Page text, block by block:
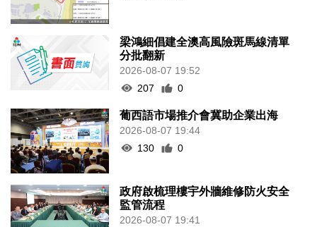
梁鴻細倡建全澳高風險斑馬線清單
分批翻新
2026-08-07 19:52
207
0
葡西語市場推介會冀助企業出海
2026-08-07 19:44
130
0
政府啟梳理樓宇外牆維修防火安全
監管流程
2026-08-07 19:41